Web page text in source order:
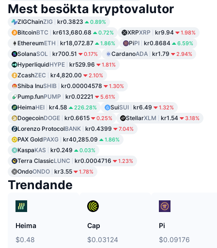
Mest besökta kryptovalutor
ZIGChainZIG kr0.3823 0.89%
BitcoinBTC kr613,680.68 0.72% XRPXRP kr9.94 1.98%
EthereumETH kr18,072.87 1.86% PiPI kr0.8684 6.59%
SolanaSOL kr700.51 0.17% CardanoADA kr1.79 2.94%
HyperliquidHYPE kr529.96 1.81%
ZcashZEC kr4,820.00 2.10%
Shiba InuSHIB kr0.00004578 1.30%
Pump.funPUMP kr0.02221 5.61%
HeimaHEI kr4.58 226.28% SuiSUI kr6.49 1.32%
DogecoinDOGE kr0.6615 0.25% StellarXLM kr1.54 3.18%
Lorenzo ProtocolBANK kr0.4399 7.04%
PAX GoldPAXG kr40,285.09 1.86%
KaspaKAS kr0.249 0.03%
Terra ClassicLUNC kr0.0004716 1.23%
OndoONDO kr3.55 1.78%
Trendande
Heima
$0.48
Cap
$0.03124
Pi
$0.09176